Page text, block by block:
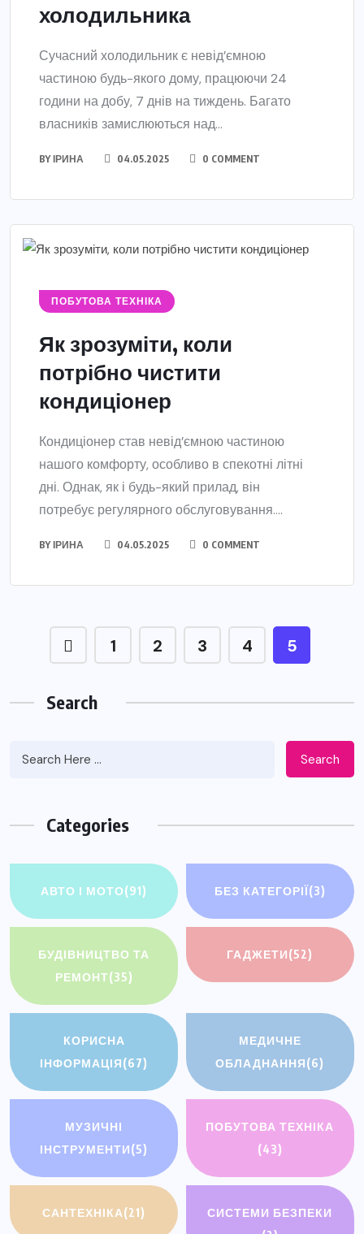
холодильника
Сучасний холодильник є невід’ємною
частиною будь-якого дому, працюючи 24
години на добу, 7 днів на тиждень. Багато
власників замислюються над...
BYІРИНА 04.05.2025 0 COMMENT
ПОБУТОВА ТЕХНІКА
Як зрозуміти, коли
потрібно чистити
кондиціонер
Кондиціонер став невід’ємною частиною
нашого комфорту, особливо в спекотні літні
дні. Однак, як і будь-який прилад, він
потребує регулярного обслуговування....
BYІРИНА 04.05.2025 0 COMMENT
1 2 3 4 5
Search
Search
Categories
АВТО І МОТО(91) БЕЗ КАТЕГОРІЇ(3)
БУДІВНИЦТВО ТА
РЕМОНТ(35)
ГАДЖЕТИ(52)
КОРИСНА
ІНФОРМАЦІЯ(67)
МЕДИЧНЕ
ОБЛАДНАННЯ(6)
МУЗИЧНІ
ІНСТРУМЕНТИ(5)
ПОБУТОВА ТЕХНІКА
(43)
САНТЕХНІКА(21)
СИСТЕМИ БЕЗПЕКИ